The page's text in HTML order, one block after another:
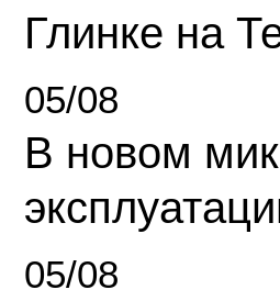
Глинке на
05/08
В новом
05/08